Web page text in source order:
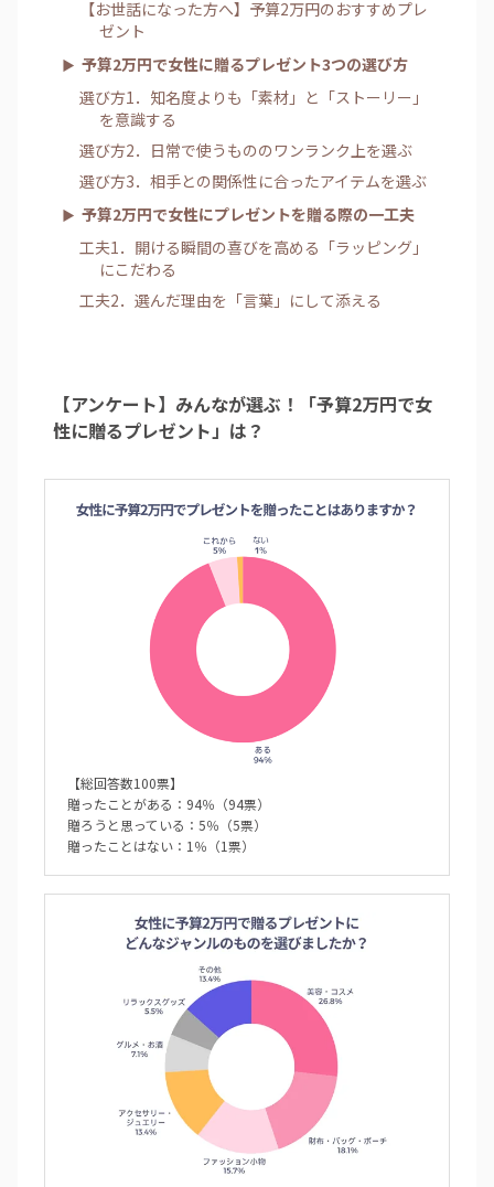
【お世話になった方へ】予算2万円のおすすめプレ
ゼント
予算2万円で女性に贈るプレゼント3つの選び方
選び方1．知名度よりも「素材」と「ストーリー」
を意識する
選び方2．日常で使うもののワンランク上を選ぶ
選び方3．相手との関係性に合ったアイテムを選ぶ
予算2万円で女性にプレゼントを贈る際の一工夫
工夫1．開ける瞬間の喜びを高める「ラッピング」
にこだわる
工夫2．選んだ理由を「言葉」にして添える
【アンケート】みんなが選ぶ！「予算2万円で女
性に贈るプレゼント」は？
【総回答数100票】
贈ったことがある：94％（94票）
贈ろうと思っている：5％（5票）
贈ったことはない：1％（1票）